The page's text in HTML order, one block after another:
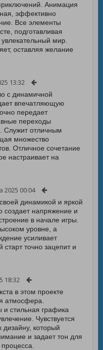
Анимация
эффективно
Все элементы
подготавливая
мир.
оставляя желание
13:32
с динамичной
впечатляющую
передает
переходы
Служит отличным
множество
Отличное сочетание
настраивает на
2025 00:04
динамикой и яркой
создает напряжение и
в начале игры.
уровне, а
усиливает
старт точно зацепит и
18:32
в этом проекте
атмосфера.
стильная графика
Чувствуется
который
и задает тон для